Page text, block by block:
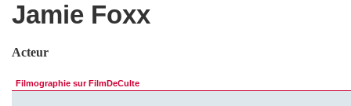
Jamie Foxx
Acteur
Filmographie sur FilmDeCulte